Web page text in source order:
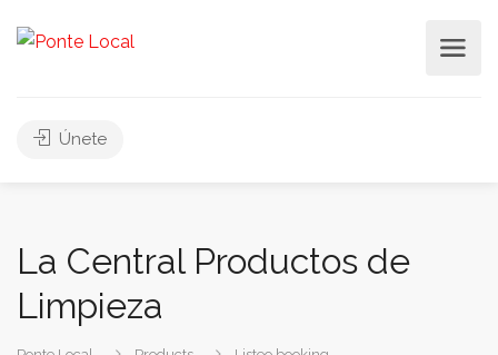
Únete
La Central Productos de
Limpieza